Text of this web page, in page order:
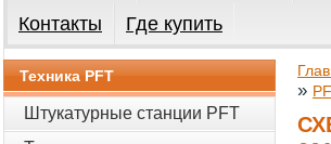
Контакты
Где купить
»
Техника PFT
Штукатурные станции PFT